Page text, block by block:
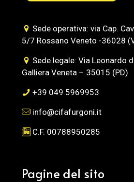
Sede operativa: via Cap.
5/7 Rossano Veneto -36028
Sede legale: Via Leonardo
Galliera Veneta – 35015 (PD)
+39 049 5969953
info@cifafurgoni.it
C.F. 00788950285
Pagine del sito